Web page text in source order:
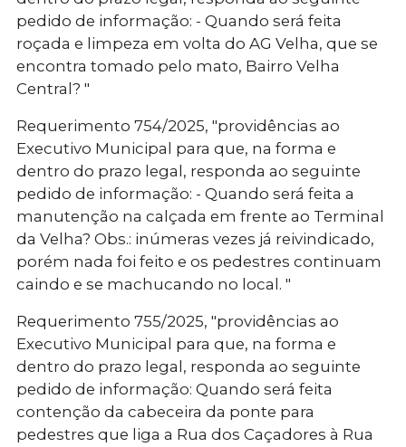
pedido de informação: - Quando será feita
roçada e limpeza em volta do AG Velha, que se
encontra tomado pelo mato, Bairro Velha
Central? "
Requerimento 754/2025, "providências ao
Executivo Municipal para que, na forma e
dentro do prazo legal, responda ao seguinte
pedido de informação: - Quando será feita a
manutenção na calçada em frente ao Terminal
da Velha? Obs.: inúmeras vezes já reivindicado,
porém nada foi feito e os pedestres continuam
caindo e se machucando no local. "
Requerimento 755/2025, "providências ao
Executivo Municipal para que, na forma e
dentro do prazo legal, responda ao seguinte
pedido de informação: Quando será feita
contenção da cabeceira da ponte para
pedestres que liga a Rua dos Caçadores à Rua